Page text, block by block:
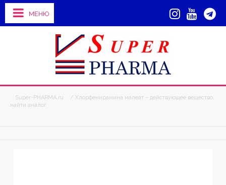
МЕНЮ
Super-PHARMA.ru
/ Хлорфенирамина малеат – действующее вещество,
найти аналог